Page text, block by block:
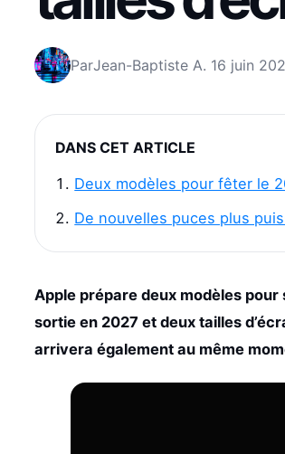
ParJean-Baptiste A. 16 juin
DANS CET ARTICLE
Deux modèles pour fêter le
De nouvelles puces plus
Apple prépare deux modèles pour
sortie en 2027 et deux tailles
arrivera également au même